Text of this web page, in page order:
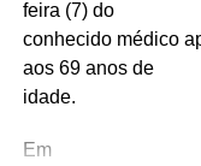
feira (7) do
conhecido médico
aos 69 anos de
idade.
Em